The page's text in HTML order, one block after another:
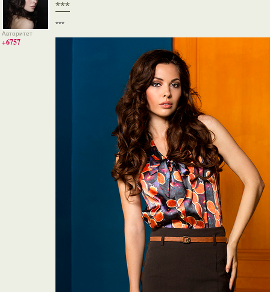
Авторитет
+6757
***
***